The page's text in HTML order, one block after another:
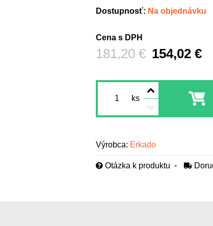
Dostupnosť: Na objednávku
Cena s DPH
154,02 €
Pred zľavou:
181,20 €
ks
Výrobca: Erkado
Otázka k produktu